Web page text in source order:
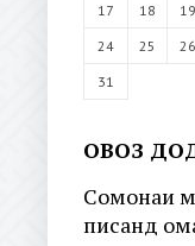
17
18 19
24
25 26
31
ОВОЗ
Сомонаи
писанд